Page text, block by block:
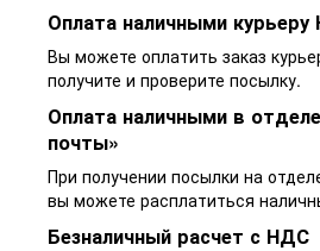
Оплата наличными курьеру
Вы можете оплатить заказ
получите и проверите посылку.
Оплата наличными в
почты»
При получении посылки на
вы можете расплатиться
Безналичный расчет с НДС